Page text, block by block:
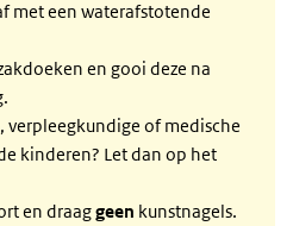
met een waterafstotende
en gooi deze na
verpleegkundige of medische
kinderen? Let dan op het
en draaggeen kunstnagels.